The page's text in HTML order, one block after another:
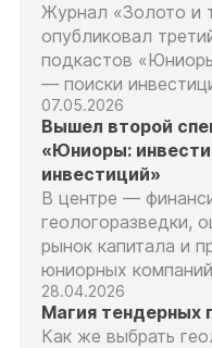
Журнал «Золото и
опубликовал
подкастов
— поиски
07.05.2026
Вышел второй
«Юниоры:
инвестиций»
В центре —
геологоразведки,
рынок капитала и
юниорных
28.04.2026
Магия тендерных
Как же выбрать